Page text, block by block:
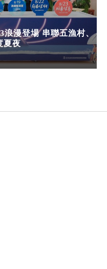
浪漫登場 串聯五漁村、
夏夜